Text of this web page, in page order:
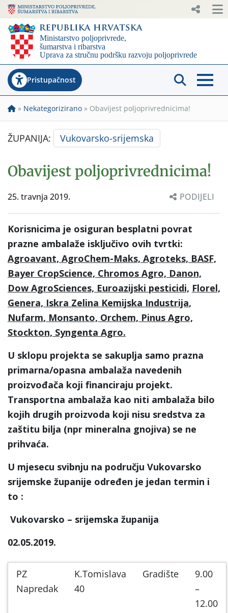
Pristupačnost
» Nekategorizirano » Obavijest poljoprivrednicima!
ŽUPANIJA: Vukovarsko-srijemska
Obavijest poljoprivrednicima!
25. travnja 2019. PODIJELI
Korisnicima je osiguran besplatni povrat
prazne ambalaže isključivo ovih tvrtki:
Agroavant, AgroChem-Maks, Agroteks, BASF,
Bayer CropScience, Chromos Agro, Danon,
Dow AgroSciences, Euroazijski pesticidi, Florel,
Genera, Iskra Zelina Kemijska Industrija,
Nufarm, Monsanto, Orchem, Pinus Agro,
Stockton, Syngenta Agro.
U sklopu projekta se sakuplja samo prazna
primarna/opasna ambalaža navedenih
proizvođača koji financiraju projekt.
Transportna ambalaža kao niti ambalaža bilo
kojih drugih proizvoda koji nisu sredstva za
zaštitu bilja (npr mineralna gnojiva) se ne
prihvaća.
U mjesecu svibnju na području Vukovarsko
srijemske županije određen je jedan termin i
to :
Vukovarsko – srijemska županija
02.05.2019.
PZ
Napredak
K.Tomislava
40
Gradište
9.00
–
12.00